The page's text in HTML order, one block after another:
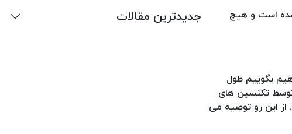
شده است و هیچ
بگوییم طول
توسط تکنسین های
این رو توصیه می
جدیدترین مقالات